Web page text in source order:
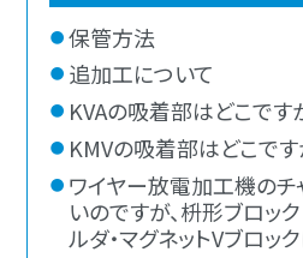
保管方法
追加工について
KVAの吸着部はどこです
KMVの吸着部はどこです
ワイヤー放電加工機のチ
いのですが、枡形ブロッ
ルダ・マグネットVブロッ